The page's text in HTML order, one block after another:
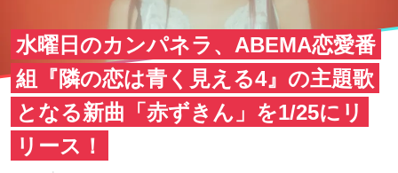
水曜日のカンパネラ、ABEMA恋愛番
組『隣の恋は青く見える4』の主題歌
となる新曲「赤ずきん」を1/25にリ
リース！